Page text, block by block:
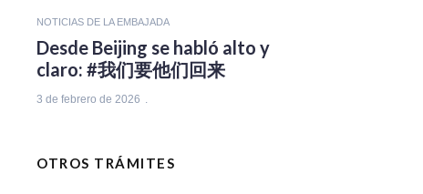
NOTICIAS DE LA EMBAJADA
Desde Beijing se habló alto y
claro: #我们要他们回来
3 de febrero de 2026
OTROS TRÁMITES